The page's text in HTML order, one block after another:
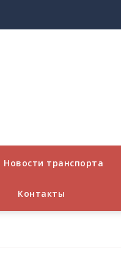
Новости транспорта
Контакты